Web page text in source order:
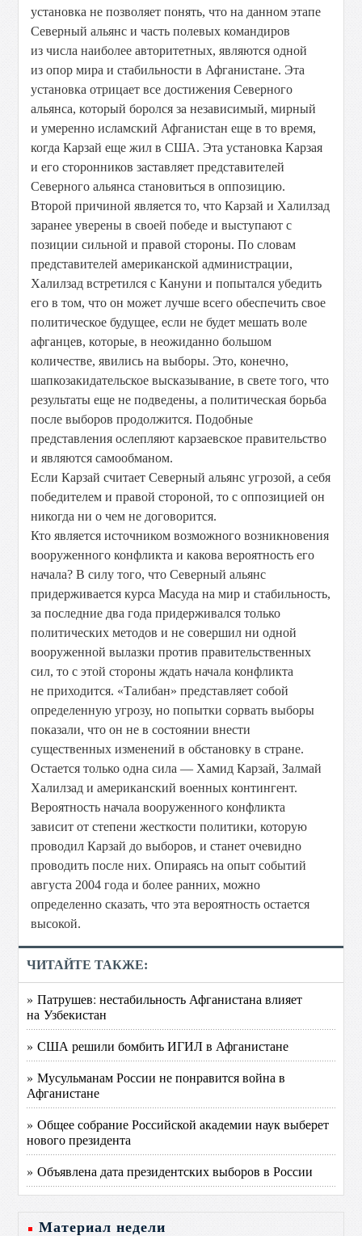
установка не позволяет понять, что на данном этапе
Северный альянс и часть полевых командиров
из числа наиболее авторитетных, являются одной
из опор мира и стабильности в Афганистане. Эта
установка отрицает все достижения Северного
альянса, который боролся за независимый, мирный
и умеренно исламский Афганистан еще в то время,
когда Карзай еще жил в США. Эта установка Карзая
и его сторонников заставляет представителей
Северного альянса становиться в оппозицию.
Второй причиной является то, что Карзай и Халилзад
заранее уверены в своей победе и выступают с
позиции сильной и правой стороны. По словам
представителей американской администрации,
Халилзад встретился с Кануни и попытался убедить
его в том, что он может лучше всего обеспечить свое
политическое будущее, если не будет мешать воле
афганцев, которые, в неожиданно большом
количестве, явились на выборы. Это, конечно,
шапкозакидательское высказывание, в свете того, что
результаты еще не подведены, а политическая борьба
после выборов продолжится. Подобные
представления ослепляют карзаевское правительство
и являются самообманом.
Если Карзай считает Северный альянс угрозой, а себя
победителем и правой стороной, то с оппозицией он
никогда ни о чем не договорится.
Кто является источником возможного возникновения
вооруженного конфликта и какова вероятность его
начала? В силу того, что Северный альянс
придерживается курса Масуда на мир и стабильность,
за последние два года придерживался только
политических методов и не совершил ни одной
вооруженной вылазки против правительственных
сил, то с этой стороны ждать начала конфликта
не приходится. «Талибан» представляет собой
определенную угрозу, но попытки сорвать выборы
показали, что он не в состоянии внести
существенных изменений в обстановку в стране.
Остается только одна сила — Хамид Карзай, Залмай
Халилзад и американский военных контингент.
Вероятность начала вооруженного конфликта
зависит от степени жесткости политики, которую
проводил Карзай до выборов, и станет очевидно
проводить после них. Опираясь на опыт событий
августа 2004 года и более ранних, можно
определенно сказать, что эта вероятность остается
высокой.
ЧИТАЙТЕ ТАКЖЕ:
» Патрушев: нестабильность Афганистана влияет
на Узбекистан
» США решили бомбить ИГИЛ в Афганистане
» Мусульманам России не понравится война в
Афганистане
» Общее собрание Российской академии наук выберет
нового президента
» Объявлена дата президентских выборов в России
Материал недели